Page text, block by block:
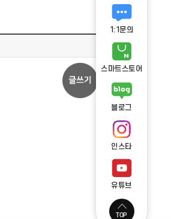
1:1문의
스마트스토어
블로그
인스타
유튜브
TOP